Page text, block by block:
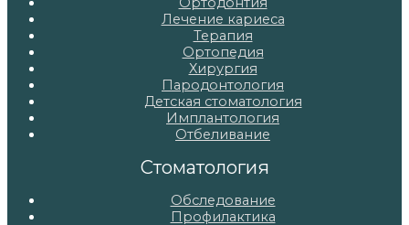
Лечение кариеса
Терапия
Ортопедия
Хирургия
Пародонтология
Детская стоматология
Имплантология
Отбеливание
Стоматология
Обследование
Профилактика